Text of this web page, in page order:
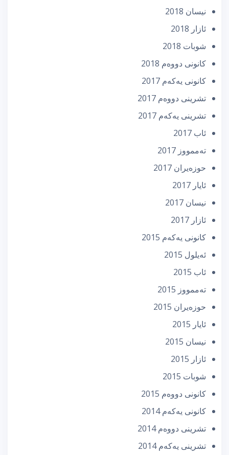
نیسان 2018
ئازار 2018
شوبات 2018
كانونی دووه‌م 2018
كانونی یه‌كه‌م 2017
تشرینی دووه‌م 2017
تشرینی یه‌كه‌م 2017
ئاب 2017
تەممووز 2017
حوزه‌یران 2017
ئایار 2017
نیسان 2017
ئازار 2017
كانونی یه‌كه‌م 2015
ئه‌یلول 2015
ئاب 2015
تەممووز 2015
حوزه‌یران 2015
ئایار 2015
نیسان 2015
ئازار 2015
شوبات 2015
كانونی دووه‌م 2015
كانونی یه‌كه‌م 2014
تشرینی دووه‌م 2014
تشرینی یه‌كه‌م 2014